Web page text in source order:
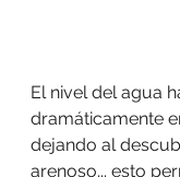
El nivel del agua
dramáticamente
dejando al
arenoso... esto